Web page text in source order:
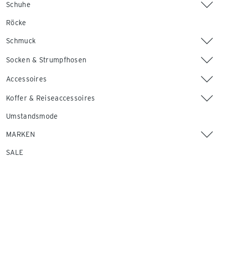
Schuhe
Röcke
Schmuck
Socken & Strumpfhosen
Accessoires
Koffer & Reiseaccessoires
Umstandsmode
MARKEN
SALE